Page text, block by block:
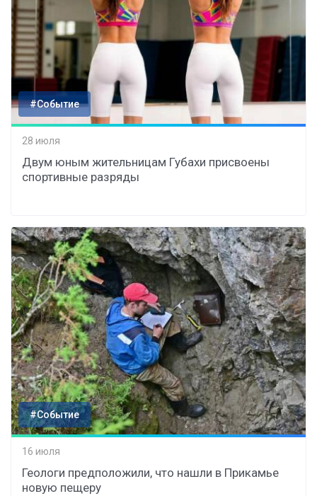
#Событие
28 июля
Двум юным жительницам Губахи присвоены
спортивные разряды
#Событие
16 июля
Геологи предположили, что нашли в Прикамье
новую пещеру